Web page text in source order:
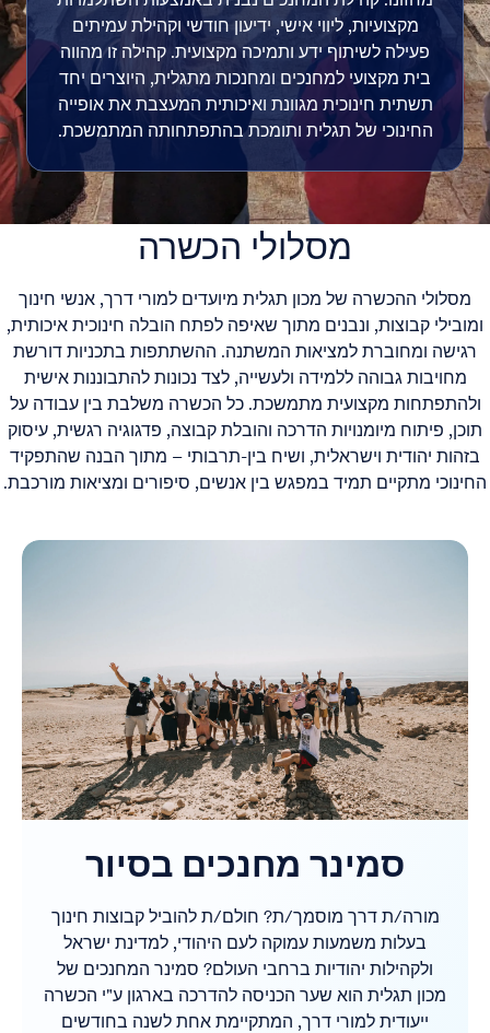
מקצועיות, ליווי אישי, ידיעון חודשי וקהילת עמיתים
פעילה לשיתוף ידע ותמיכה מקצועית. קהילה זו מהווה
בית מקצועי למחנכים ומחנכות מתגלית, היוצרים יחד
תשתית חינוכית מגוונת ואיכותית המעצבת את אופייה
החינוכי של תגלית ותומכת בהתפתחותה המתמשכת.
מסלולי הכשרה
מסלולי ההכשרה של מכון תגלית מיועדים למורי דרך, אנשי חינוך
ומובילי קבוצות, ונבנים מתוך שאיפה לפתח הובלה חינוכית איכותית,
רגישה ומחוברת למציאות המשתנה. ההשתתפות בתכניות דורשת
מחויבות גבוהה ללמידה ולעשייה, לצד נכונות להתבוננות אישית
ולהתפתחות מקצועית מתמשכת. כל הכשרה משלבת בין עבודה על
תוכן, פיתוח מיומנויות הדרכה והובלת קבוצה, פדגוגיה רגשית, עיסוק
בזהות יהודית וישראלית, ושיח בין-תרבותי – מתוך הבנה שהתפקיד
החינוכי מתקיים תמיד במפגש בין אנשים, סיפורים ומציאות מורכבת.
סמינר מחנכים בסיור
מורה/ת דרך מוסמך/ת? חולם/ת להוביל קבוצות חינוך
בעלות משמעות עמוקה לעם היהודי, למדינת ישראל
ולקהילות יהודיות ברחבי העולם? סמינר המחנכים של
מכון תגלית הוא שער הכניסה להדרכה בארגון ע"י הכשרה
ייעודית למורי דרך, המתקיימת אחת לשנה בחודשים